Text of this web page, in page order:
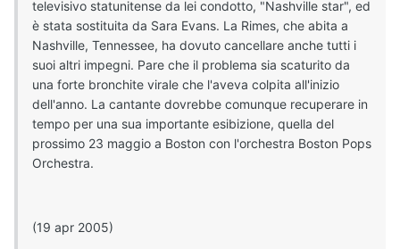
televisivo statunitense da lei condotto, "Nashville star", ed
è stata sostituita da Sara Evans. La Rimes, che abita a
Nashville, Tennessee, ha dovuto cancellare anche tutti i
suoi altri impegni. Pare che il problema sia scaturito da
una forte bronchite virale che l'aveva colpita all'inizio
dell'anno. La cantante dovrebbe comunque recuperare in
tempo per una sua importante esibizione, quella del
prossimo 23 maggio a Boston con l'orchestra Boston Pops
Orchestra.
(19 apr 2005)